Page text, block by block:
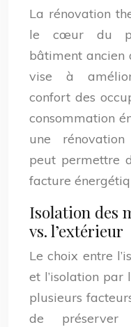
La rénovation
le cœur du
bâtiment ancien
vise à
confort des
consommation
une
peut permettre
facture
Isolation des
vs. l’extérieur
Le choix entre
et l’isolation par
plusieurs
de préserver